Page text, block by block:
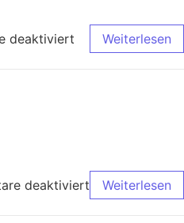
deaktiviert Weiterlesen
deaktiviert Weiterlesen